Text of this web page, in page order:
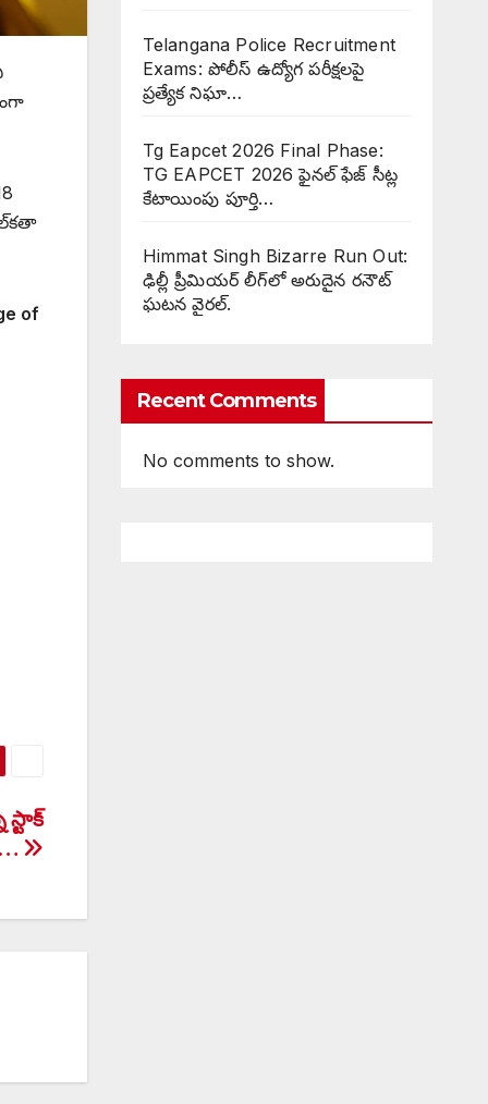
of
స్టాక్
Telangana Police Recruitment
Exams: పోలీస్ ఉద్యోగ పరీక్షలపై
ప్రత్యేక నిఘా…
Tg Eapcet 2026 Final Phase:
TG EAPCET 2026 ఫైనల్ ఫేజ్ సీట్ల
కేటాయింపు పూర్తి…
Himmat Singh Bizarre Run Out:
ఢిల్లీ ప్రీమియర్ లీగ్‌లో అరుదైన రనౌట్
ఘటన వైరల్.
Recent Comments
No comments to show.